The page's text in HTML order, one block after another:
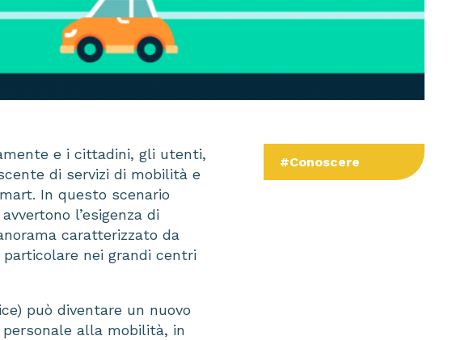
e i cittadini, gli utenti,
di servizi di mobilità e
In questo scenario
l’esigenza di
caratterizzato da
nei grandi centri
può diventare un nuovo
alla mobilità, in
#Conoscere